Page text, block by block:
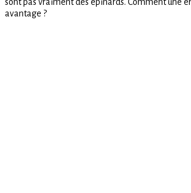
avantage ?